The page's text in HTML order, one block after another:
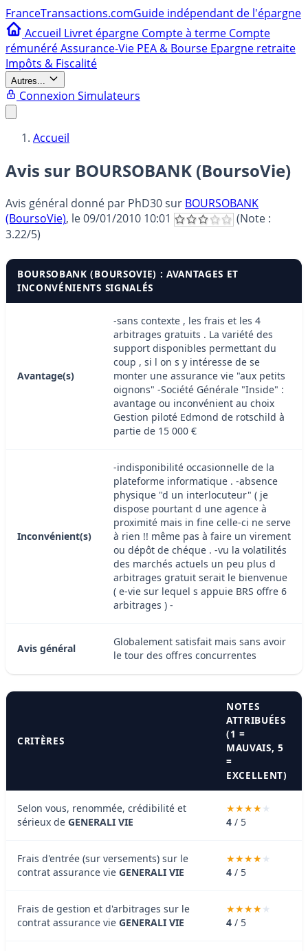
FranceTransactions.comGuide indépendant de l'épargne
Accueil Livret épargne Compte à terme Compte
rémunéréAssurance-Vie PEA & Bourse Epargne retraite
Impôts & Fiscalité
Autres...
Connexion Simulateurs
Accueil
Avis sur BOURSOBANK (BoursoVie)
Avis général donné par PhD30sur BOURSOBANK
(BoursoVie), le09/01/2010 10:01
(Note :
3.22/5)
BOURSOBANK (BOURSOVIE) : AVANTAGES ET
INCONVÉNIENTS SIGNALÉS
Avantage(s)
-sans contexte , les frais et les 4
arbitrages gratuits . La variété des
support disponibles permettant du
coup , si l on s y intéresse de se
monter une assurance vie "aux petits
oignons" -Société Générale "Inside" :
avantage ou inconvénient au choix
Gestion piloté Edmond de rotschild à
partie de 15 000 €
Inconvénient(s)
-indisponibilité occasionnelle de la
plateforme informatique . -absence
physique "d un interlocuteur" ( je
dispose pourtant d une agence à
proximité mais in fine celle-ci ne serve
à rien !! même pas à faire un virement
ou dépôt de chéque . -vu la volatilités
des marchés actuels un peu plus d
arbitrages gratuit serait le bienvenue
( e-vie sur lequel s appuie BRS offre 6
arbitrages ) -
Avis général
Globalement satisfait mais sans avoir
le tour des offres concurrentes
CRITÈRES
NOTES
ATTRIBUÉES
(1 =
MAUVAIS, 5
=
EXCELLENT)
Selon vous, renommée, crédibilité et
sérieux de GENERALI VIE 4 / 5
Frais d'entrée (sur versements) sur le
contrat assurance vie GENERALI VIE 4 / 5
Frais de gestion et d'arbitrages sur le
contrat assurance vie GENERALI VIE 4 / 5